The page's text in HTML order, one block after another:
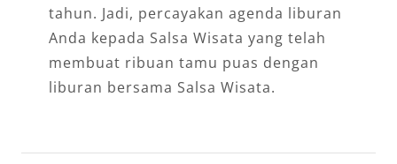
tahun. Jadi, percayakan agenda liburan
Anda kepada Salsa Wisata yang telah
membuat ribuan tamu puas dengan
liburan bersama Salsa Wisata.